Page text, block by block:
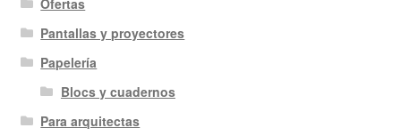
Pantallas y proyectores
Papelería
Blocs y cuadernos
Para arquitectas